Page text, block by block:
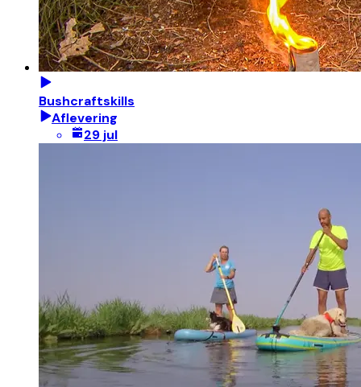
Bushcraftskills
Aflevering
29 jul